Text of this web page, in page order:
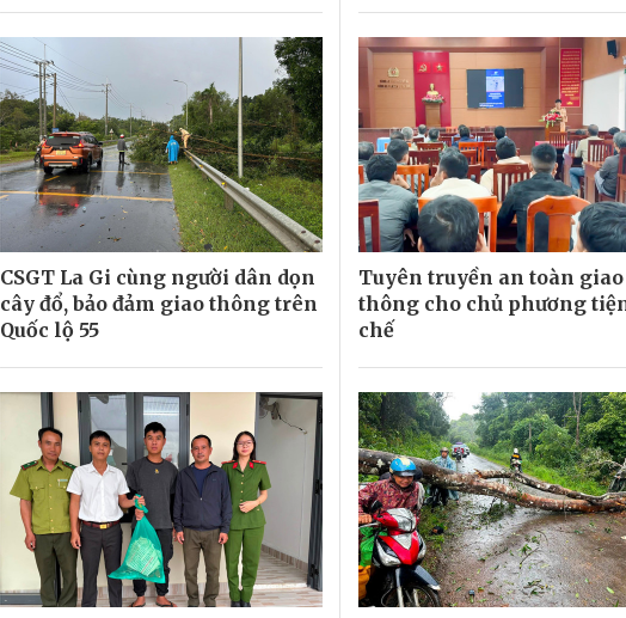
CSGT La Gi cùng người dân dọn
cây đổ, bảo đảm giao thông trên
Quốc lộ 55
Tuyên truyền an toàn giao
thông cho chủ phương
chế